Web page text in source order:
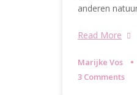
anderen
Read More
Marijke Vos
3 Comments